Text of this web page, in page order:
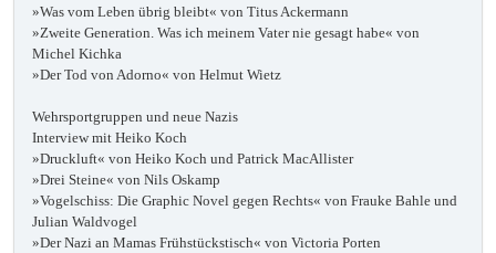
»Was vom Leben übrig bleibt« von Titus Ackermann
»Zweite Generation. Was ich meinem Vater nie gesagt habe« von
Michel Kichka
»Der Tod von Adorno« von Helmut Wietz
Wehrsportgruppen und neue Nazis
Interview mit Heiko Koch
»Druckluft« von Heiko Koch und Patrick MacAllister
»Drei Steine« von Nils Oskamp
»Vogelschiss: Die Graphic Novel gegen Rechts« von Frauke Bahle und
Julian Waldvogel
»Der Nazi an Mamas Frühstückstisch« von Victoria Porten